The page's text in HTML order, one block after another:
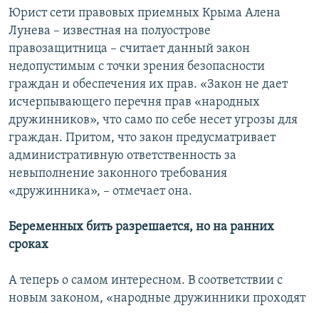
Юрист сети правовых приемных Крыма Алена
Лунева – известная на полуострове
правозащитница – считает данный закон
недопустимым с точки зрения безопасности
граждан и обеспечения их прав. «Закон не дает
исчерпывающего перечня прав «народных
дружинников», что само по себе несет угрозы для
граждан. Притом, что закон предусматривает
административную ответственность за
невыполнение законного требования
«дружинника», – отмечает она.
Беременных бить разрешается, но на ранних
сроках
А теперь о самом интересном. В соответствии с
новым законом, «народные дружинники проходят